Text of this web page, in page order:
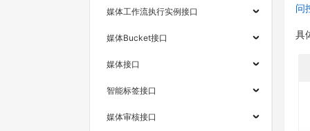
媒体工作流执行实例接口
媒体Bucket接口
媒体接口
智能标签接口
媒体审核接口
问
具